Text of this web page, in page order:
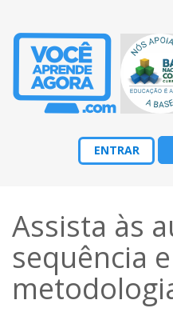
ENTRAR
Assista às
sequência